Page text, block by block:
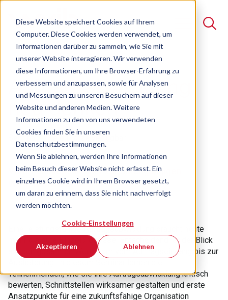
Diese Website speichert Cookies auf Ihrem
Computer. Diese Cookies werden verwendet, um
Informationen darüber zu sammeln, wie Sie mit
unserer Website interagieren. Wir verwenden
diese Informationen, um Ihre Browser-Erfahrung zu
verbessern und anzupassen, sowie für Analysen
und Messungen zu unseren Besuchern auf dieser
Website und anderen Medien. Weitere
Informationen zu den von uns verwendeten
Cookies finden Sie in unseren
Datenschutzbestimmungen.
Wenn Sie ablehnen, werden Ihre Informationen
beim Besuch dieser Website nicht erfasst. Ein
einzelnes Cookie wird in Ihrem Browser gesetzt,
um daran zu erinnern, dass Sie nicht nachverfolgt
werden möchten.
Cookie-Einstellungen
Akzeptieren Ablehnen
Suche
Es gibt keine Vorschläge, da das Suchfeld leer ist.
Auftragsabwicklung
neu denken
Seminar Freie Plätze verfügbar
Vom Funktionsdenken zur durchgängigen
Wertstromverantwortung
Eine leistungsfähige Auftragsabwicklung braucht heute
mehr als gute Einzelprozesse. Entscheidend ist der Blick
auf den gesamten Wertstrom vom Auftragseingang bis zur
Teilnehmenden, wie sie ihre Auftragsabwicklung kritisch
bewerten, Schnittstellen wirksamer gestalten und erste
Ansatzpunkte für eine zukunftsfähige Organisation